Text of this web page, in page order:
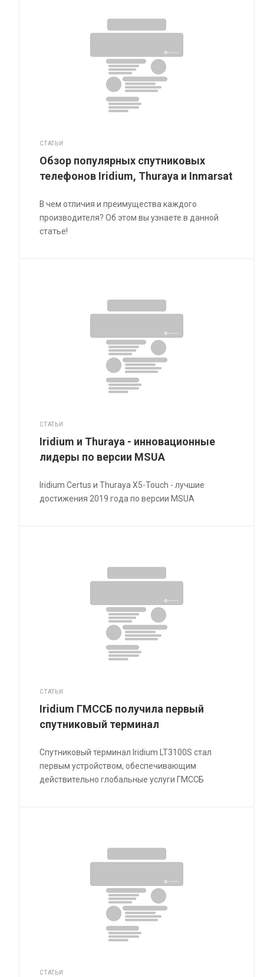
СТАТЬИ
Обзор популярных спутниковых
телефонов Iridium, Thuraya и Inmarsat
В чем отличия и преимущества каждого
производителя? Об этом вы узнаете в данной
статье!
СТАТЬИ
Iridium и Thuraya - инновационные
лидеры по версии MSUA
Iridium Certus и Thuraya X5-Touch - лучшие
достижения 2019 года по версии MSUA
СТАТЬИ
Iridium ГМССБ получила первый
спутниковый терминал
Спутниковый терминал Iridium LT3100S стал
первым устройством, обеспечивающим
действительно глобальные услуги ГМССБ
СТАТЬИ